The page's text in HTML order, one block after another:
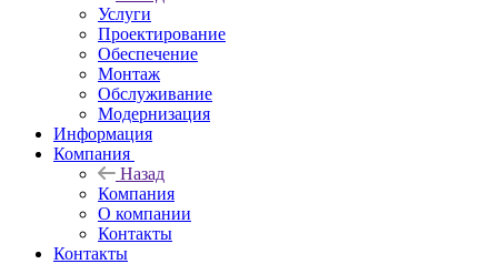
Услуги
Проектирование
Обеспечение
Монтаж
Обслуживание
Модернизация
Информация
Компания
Назад
Компания
О компании
Контакты
Контакты